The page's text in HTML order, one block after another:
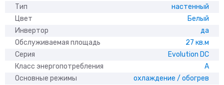
Тип
настенный
Цвет
Белый
Инвертор
да
Обслуживаемая площадь
27 кв.м
Серия
Evolution DC
Класс энергопотребления
A
Основные режимы
охлаждение / обогрев